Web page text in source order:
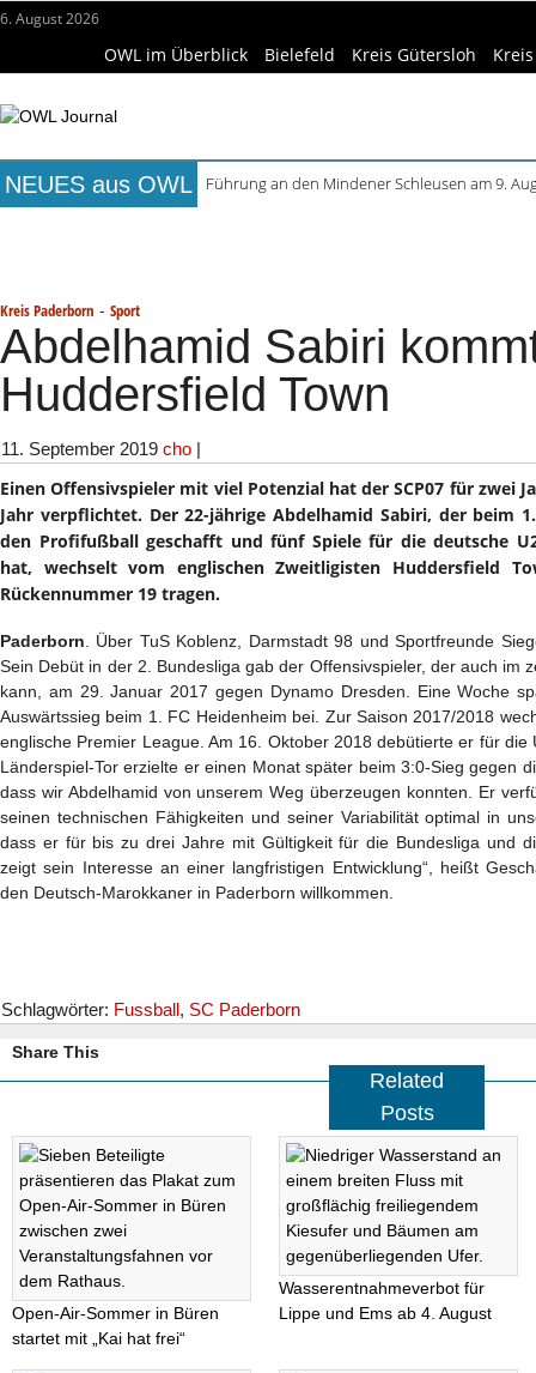
6. August 2026
OWL im Überblick Bielefeld Kreis Gütersloh
NEUES aus OWL
Führung an den Mindener Schleusen am 9.
Kreis Paderborn - Sport
Abdelhamid Sabiri
Huddersfield Town
11. September 2019 cho |
Einen Offensivspieler mit viel Potenzial hat der SCP07 für zwei
Jahr verpflichtet. Der 22-jährige Abdelhamid Sabiri, der beim
den Profifußball geschafft und fünf Spiele für die deutsche
hat, wechselt vom englischen Zweitligisten Huddersfield
Rückennummer 19 tragen.
Paderborn . Über TuS Koblenz, Darmstadt 98 und Sportfreunde
Sein Debüt in der 2. Bundesliga gab der Offensivspieler, der auch im
kann, am 29. Januar 2017 gegen Dynamo Dresden. Eine Woche
Auswärtssieg beim 1. FC Heidenheim bei. Zur Saison 2017/2018
englische Premier League. Am 16. Oktober 2018 debütierte er für
Länderspiel-Tor erzielte er einen Monat später beim 3:0-Sieg gegen
dass wir Abdelhamid von unserem Weg überzeugen konnten. Er
seinen technischen Fähigkeiten und seiner Variabilität optimal in
dass er für bis zu drei Jahre mit Gültigkeit für die Bundesliga und
zeigt sein Interesse an einer langfristigen Entwicklung“, heißt
den Deutsch-Marokkaner in Paderborn willkommen.
Schlagwörter: Fussball, SC Paderborn
Share This
Related
Posts
Open-Air-Sommer in Büren
startet mit „Kai hat frei“
Wasserentnahmeverbot für
Lippe und Ems ab 4. August